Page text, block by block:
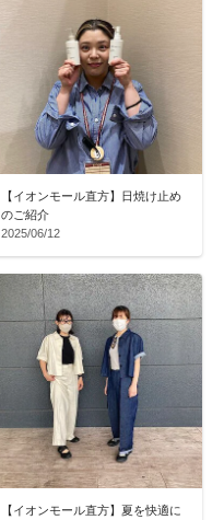
【イオンモール直方】日焼け止め
のご紹介
2025/06/12
【イオンモール直方】夏を快適に